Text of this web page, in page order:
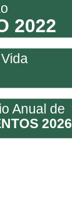
2022
Anual de
2026